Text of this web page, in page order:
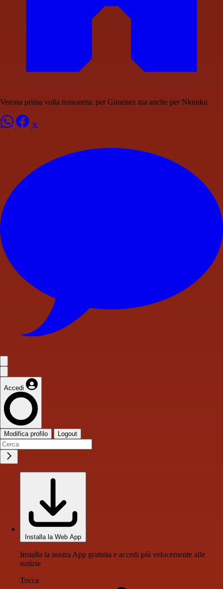
Verona prima volta rossonera: per Gimenez ma anche per Nkunku
Accedi
Modifica profilo Logout
Installa la Web App
Installa la nostra App gratuita e accedi più velocemente alle
notizie
Tocca